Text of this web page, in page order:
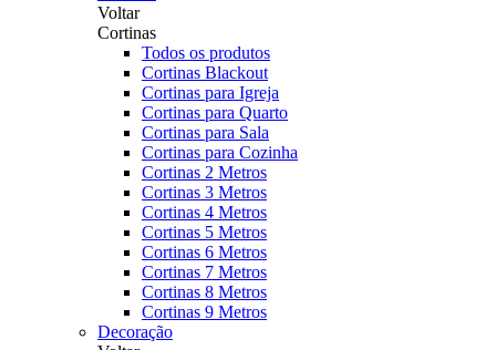
Voltar
Cortinas
Todos os produtos
Cortinas Blackout
Cortinas para Igreja
Cortinas para Quarto
Cortinas para Sala
Cortinas para Cozinha
Cortinas 2 Metros
Cortinas 3 Metros
Cortinas 4 Metros
Cortinas 5 Metros
Cortinas 6 Metros
Cortinas 7 Metros
Cortinas 8 Metros
Cortinas 9 Metros
Decoração